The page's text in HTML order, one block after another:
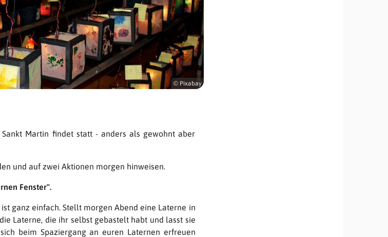
© Pixabay
Martin findet statt - anders als gewohnt aber
und auf zwei Aktionen morgen hinweisen.
Fenster".
ganz einfach. Stellt morgen Abend eine Laterne in
Laterne, die ihr selbst gebastelt habt und lasst sie
beim Spaziergang an euren Laternen erfreuen